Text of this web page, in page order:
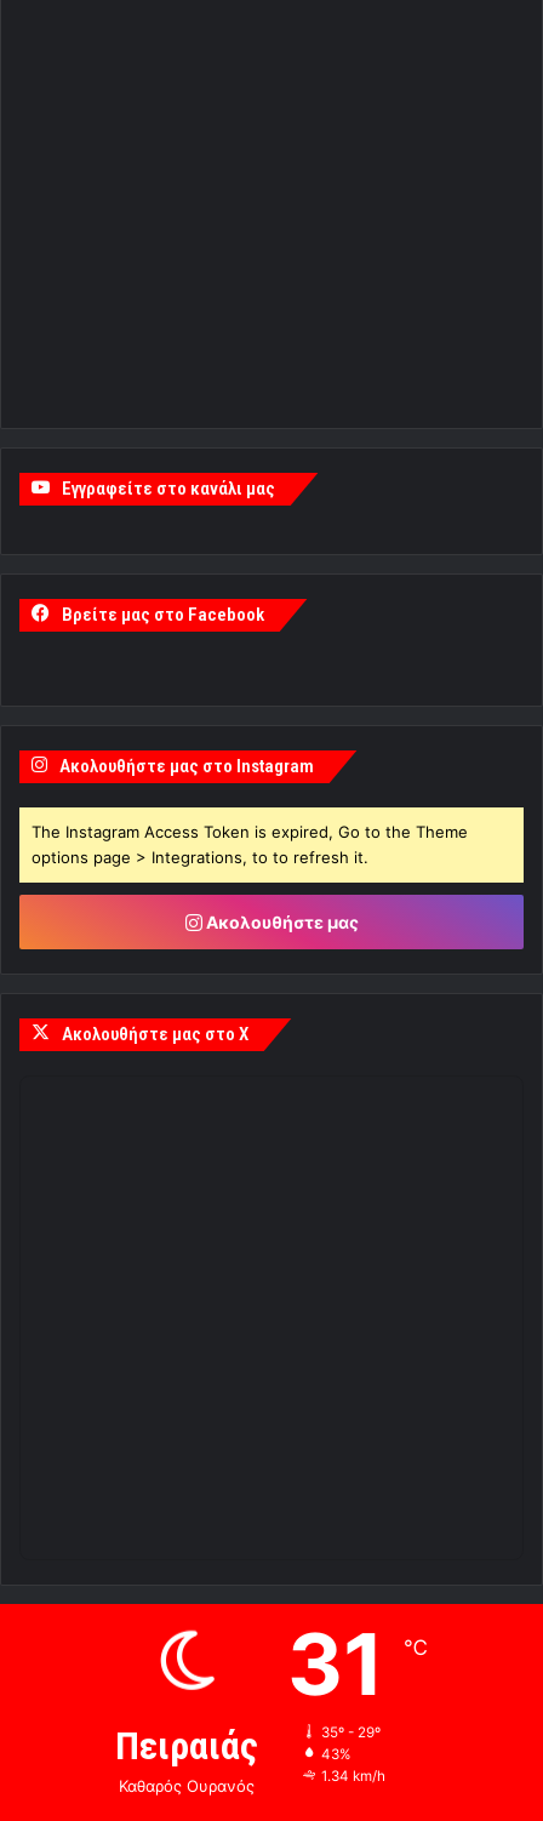
Εγγραφείτε στο κανάλι μας
Βρείτε μας στο Facebook
Ακολουθήστε μας στο Instagram
The Instagram Access Token is expired, Go to the Theme
options page > Integrations, to to refresh it.
Ακολουθήστε μας
Ακολουθήστε μας στο X
Πειραιάς
Καθαρός Ουρανός
31 ℃
35º - 29º
43%
1.34 km/h